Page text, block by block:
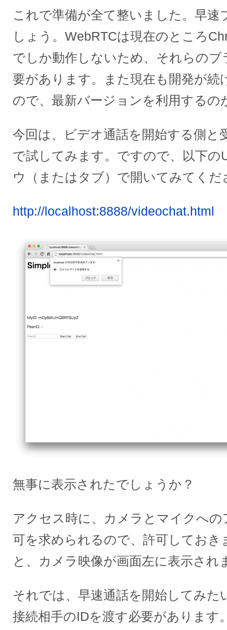
これで準備が全て整いました。早
しょう。WebRTCは現在のところ
でしか動作しないため、それらのブ
要があります。また現在も開発が続
ので、最新バージョンを利用するの
今回は、ビデオ通話を開始する側と
で試してみます。ですので、以下の
ウ（またはタブ）で開いてみてくだ
http://localhost:8888/videochat.html
無事に表示されたでしょうか？
アクセス時に、カメラとマイクへ
可を求められるので、許可しておき
と、カメラ映像が画面左に表示され
それでは、早速通話を開始してみた
接続相手のIDを渡す必要があります